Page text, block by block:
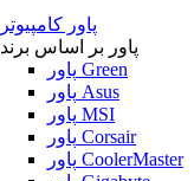
پاور کامپیوتر
پاور بر اساس برند
پاور Green
پاور Asus
پاور MSI
پاور Corsair
پاور CoolerMaster